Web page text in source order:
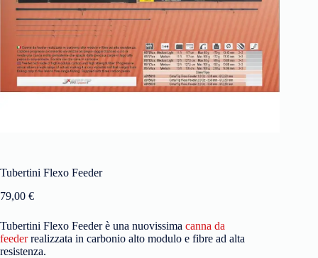
Tubertini Flexo Feeder
79,00 €
Tubertini Flexo Feeder è una nuovissima canna da
feederrealizzata in carbonio alto modulo e fibre ad alta
resistenza.